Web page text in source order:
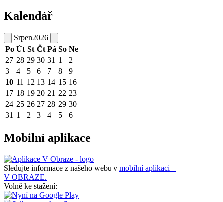
Kalendář
Srpen2026
Po Út St Čt Pá So Ne
27 28 29 30 31 1
2
3
4 5 6 7 8
9
10 11 12 13 14 15 16
17 18 19 20 21 22 23
24 25 26 27 28 29 30
31 1 2 3 4 5 6
Mobilní aplikace
Sledujte informace z našeho webu v mobilní aplikaci –
V OBRAZE.
Volně ke stažení: